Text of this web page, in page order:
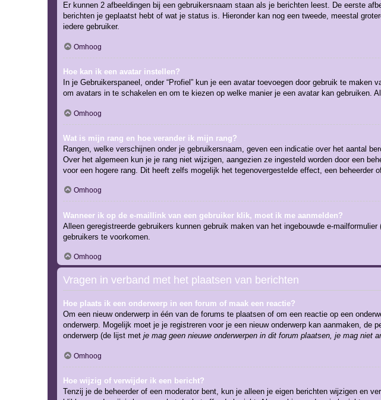
Er kunnen 2 afbeeldingen bij een gebruikersnaam staan als je berichten leest. De eerste
berichten je geplaatst hebt of wat je status is. Hieronder kan nog een tweede, meestal
iedere gebruiker.
Omhoog
Hoe kan ik een avatar instellen?
In je Gebruikerspaneel, onder “Profiel” kun je een avatar toevoegen door gebruik te
om avatars in te schakelen en om te kiezen op welke manier je een avatar kan gebruiken.
Omhoog
Wat is mijn rang en hoe verander ik mijn rang?
Rangen, welke verschijnen onder je gebruikersnaam, geven een indicatie over het aantal
Over het algemeen kun je je rang niet wijzigen, aangezien ze ingesteld worden door een
voor een hogere rang. Dit heeft zelfs mogelijk het tegenovergestelde effect, een beheerder
Omhoog
Wanneer ik op de e-maillink van een gebruiker klik, moet ik me aanmelden?
Alleen geregistreerde gebruikers kunnen gebruik maken van het ingebouwde e-
gebruikers te voorkomen.
Omhoog
Vragen in verband met het plaatsen van berichten
Hoe plaats ik een onderwerp in een forum of maak een reactie?
Om een nieuw onderwerp in één van de forums te plaatsen of om een reactie op een
onderwerp. Mogelijk moet je je registreren voor je een nieuw onderwerp kan aanmaken,
onderwerp (de lijst met je mag geen nieuwe onderwerpen in dit forum plaatsen, je mag niet
Omhoog
Hoe wijzig of verwijder ik een bericht?
Tenzij je de beheerder of een moderator bent, kun je alleen je eigen berichten wijzigen en